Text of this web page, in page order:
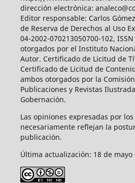
dirección electrónica:
Editor responsable: Carlos
de Reserva de Derechos al Uso
04-2002-070213050700-102,
otorgados por el Instituto
Autor. Certificado de Licitud de
Certificado de Licitud de
ambos otorgados por la
Publicaciones y Revistas
Gobernación.
Las opiniones expresadas por
necesariamente reflejan la
publicación.
Última actualización: 18 de mayo